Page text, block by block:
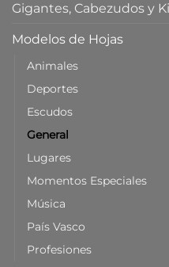
Gigantes, Cabezudos y
Modelos de Hojas
Animales
Deportes
Escudos
General
Lugares
Momentos Especiales
Música
País Vasco
Profesiones